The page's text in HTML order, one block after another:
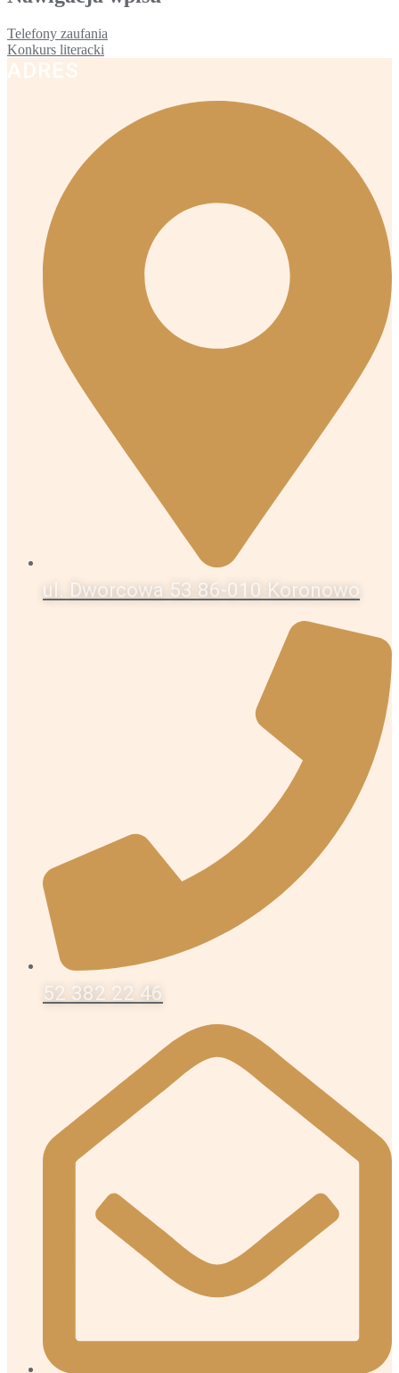
Telefony zaufania
Konkurs literacki
ADRES
ul. Dworcowa 53 86-010 Koronowo
52 382 22 46